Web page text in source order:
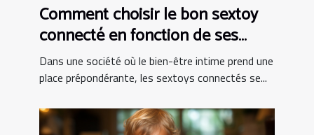
Comment choisir le bon sextoy
connecté en fonction de ses
besoins personnels
Dans une société où le bien-être intime prend une
place prépondérante, les sextoys connectés se...